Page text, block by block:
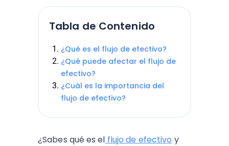
Tabla de Contenido
¿Qué es el flujo de efectivo?
¿Qué puede afectar el flujo de
efectivo?
¿Cuál es la importancia del
flujo de efectivo?
¿Sabes qué es el flujo de efectivo y